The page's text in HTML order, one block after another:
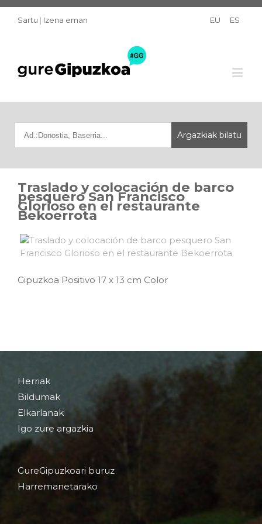
Sartu | Izena eman EU ES
Traslado y colocación de barco
pesquero San Francisco
Glorioso en el restaurante
Bekoerrota
Gipuzkoa Positivo 17 x 13 cm Color
Herriak
Bildumak
Elkarlanak
Igo zure argazkia
GureGipuzkoari buruz
Harremanetarako